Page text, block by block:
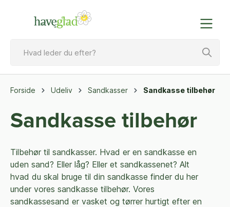
Forside Udeliv Sandkasser Sandkasse tilbehør
Sandkasse tilbehør
Tilbehør til sandkasser. Hvad er en sandkasse en
uden sand? Eller låg? Eller et sandkassenet? Alt
hvad du skal bruge til din sandkasse finder du her
under vores sandkasse tilbehør. Vores
sandkassesand er vasket og tørrer hurtigt efter en